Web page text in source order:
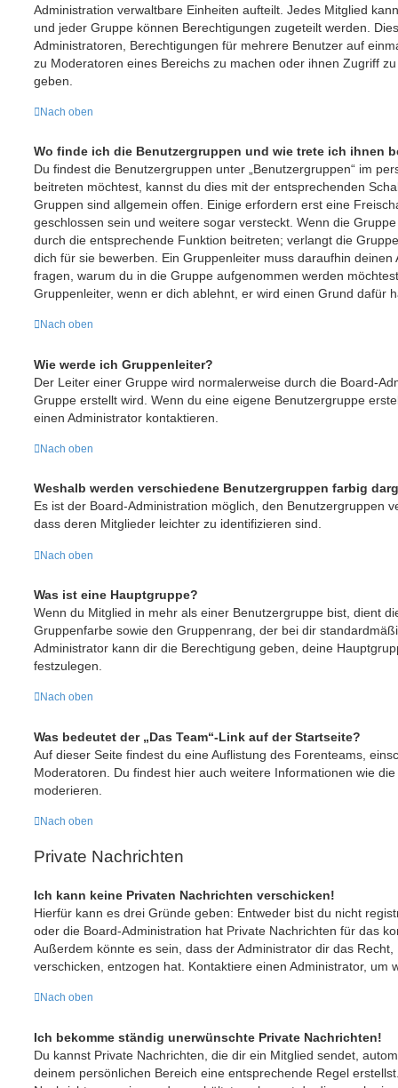
Administration verwaltbare Einheiten aufteilt. Jedes Mitglied
und jeder Gruppe können Berechtigungen zugeteilt werden.
Administratoren, Berechtigungen für mehrere Benutzer auf
zu Moderatoren eines Bereichs zu machen oder ihnen Zugriff
geben.
Nach oben
Wo finde ich die Benutzergruppen und wie trete ich ihnen
Du findest die Benutzergruppen unter „Benutzergruppen“ im
beitreten möchtest, kannst du dies mit der entsprechenden
Gruppen sind allgemein offen. Einige erfordern erst eine
geschlossen sein und weitere sogar versteckt. Wenn die
durch die entsprechende Funktion beitreten; verlangt die
dich für sie bewerben. Ein Gruppenleiter muss daraufhin
fragen, warum du in die Gruppe aufgenommen werden
Gruppenleiter, wenn er dich ablehnt, er wird einen Grund dafür
Nach oben
Wie werde ich Gruppenleiter?
Der Leiter einer Gruppe wird normalerweise durch die Board-
Gruppe erstellt wird. Wenn du eine eigene Benutzergruppe
einen Administrator kontaktieren.
Nach oben
Weshalb werden verschiedene Benutzergruppen farbig
Es ist der Board-Administration möglich, den Benutzergruppen
dass deren Mitglieder leichter zu identifizieren sind.
Nach oben
Was ist eine Hauptgruppe?
Wenn du Mitglied in mehr als einer Benutzergruppe bist, dient
Gruppenfarbe sowie den Gruppenrang, der bei dir
Administrator kann dir die Berechtigung geben, deine
festzulegen.
Nach oben
Was bedeutet der „Das Team“-Link auf der Startseite?
Auf dieser Seite findest du eine Auflistung des Forenteams,
Moderatoren. Du findest hier auch weitere Informationen wie
moderieren.
Nach oben
Private Nachrichten
Ich kann keine Privaten Nachrichten verschicken!
Hierfür kann es drei Gründe geben: Entweder bist du nicht
oder die Board-Administration hat Private Nachrichten für das
Außerdem könnte es sein, dass der Administrator dir das
verschicken, entzogen hat. Kontaktiere einen Administrator, um
Nach oben
Ich bekomme ständig unerwünschte Private Nachrichten!
Du kannst Private Nachrichten, die dir ein Mitglied sendet,
deinem persönlichen Bereich eine entsprechende Regel